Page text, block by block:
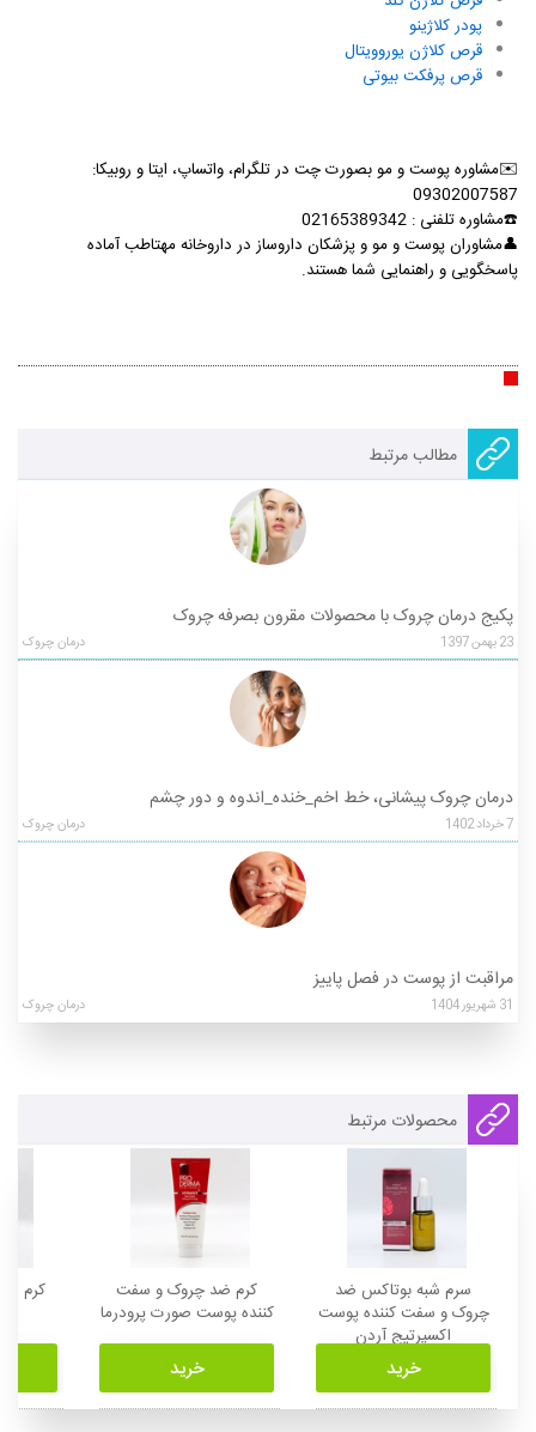
پودر کلاژینو
قرص کلاژن یوروویتال
قرص پرفکت بیوتی
✉️مشاوره پوست و مو بصورت چت درتلگرام، واتساپ، ایتا و روبیکا:
09302007587
☎مشاوره تلفنی : 02165389342
👤مشاوران پوست و مو و پزشکان داروساز در داروخانه مهتاطب آماده
پاسخگویی و راهنمایی شما هستند.
مطالب مرتبط
پکیج درمان چروک با محصولات مقرون بصرفه چروک
23بهمن1397 درمان چروک
درمان چروک پیشانی، خط اخم_خنده_اندوه و دور چشم
7خرداد1402 درمان چروک
مراقبت از پوست در فصل پاییز
31 شهریور1404 درمان چروک
محصولات مرتبط
سرم شبه بوتاکس ضد
چروک و سفت کننده پوست
اکسپرتیج آردن
خرید
کرم ضد چروک و سفت
کننده پوست صورت پرودرما
خرید
کرم